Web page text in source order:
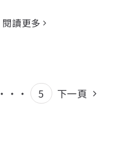
閱讀更多
··· 5 下一頁